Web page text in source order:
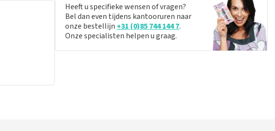
Heeft u specifieke wensen of vragen?
Bel dan even tijdens kantooruren naar
onze bestellijn +31 (0)85 744 144 7.
Onze specialisten helpen u graag.